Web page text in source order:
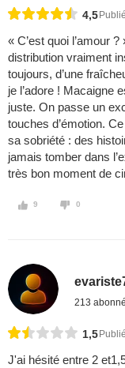
4,5
« C’est quoi l’amour
distribution vraiment
toujours, d’une
je l’adore ! Macaigne
juste. On passe un
touches d’émotion.
sa sobriété : des
jamais tomber dans
très bon moment de
9 0
213
1,5
J'ai hésité entre 2